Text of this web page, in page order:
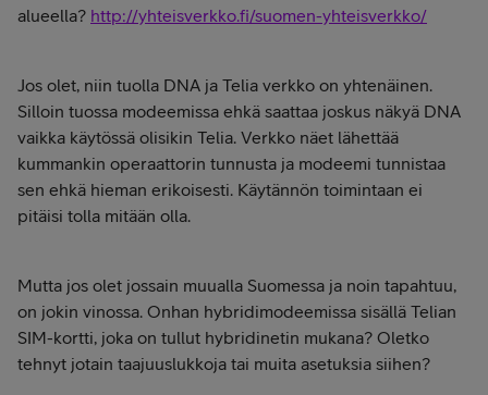
alueella? http://yhteisverkko.fi/suomen-yhteisverkko/
Jos olet, niin tuolla DNA ja Telia verkko on yhtenäinen.
Silloin tuossa modeemissa ehkä saattaa joskus näkyä DNA
vaikka käytössä olisikin Telia. Verkko näet lähettää
kummankin operaattorin tunnusta ja modeemi tunnistaa
sen ehkä hieman erikoisesti. Käytännön toimintaan ei
pitäisi tolla mitään olla.
Mutta jos olet jossain muualla Suomessa ja noin tapahtuu,
on jokin vinossa. Onhan hybridimodeemissa sisällä Telian
SIM-kortti, joka on tullut hybridinetin mukana? Oletko
tehnyt jotain taajuuslukkoja tai muita asetuksia siihen?